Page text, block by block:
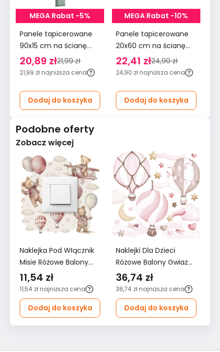
MEGA Rabat -5%
Panele tapicerowane
90x15 cm na ścianę
wezgłowie miętowy
20,89 zł21,99 zł
21,99 zł najniższa cena
Dodaj do koszyka
MEGA Rabat -10%
Panele tapicerowane
20x60 cm na ścianę
płotek wezgłowie
kremowy
22,41 zł24,90 zł
24,90 zł najniższa cena
Dodaj do koszyka
Podobne oferty
Zobacz więcej
Naklejka Pod Włącznik
Misie Różowe Balony
Chmurki 20x20
Gwiazdki Boho Dla
Dzieci
11,54 zł
11,54 zł najniższa cena
Dodaj do koszyka
Naklejki Dla Dzieci
Różowe Balony Gwiazdy
60x30 Serduszka Styl
ZESTAW
36,74 zł
36,74 zł najniższa cena
Dodaj do koszyka